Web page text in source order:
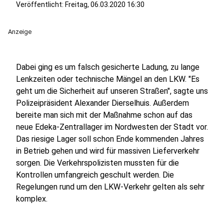
Veröffentlicht: Freitag, 06.03.2020 16:30
Anzeige
Dabei ging es um falsch gesicherte Ladung, zu lange
Lenkzeiten oder technische Mängel an den LKW. "Es
geht um die Sicherheit auf unseren Straßen", sagte uns
Polizeipräsident Alexander Dierselhuis. Außerdem
bereite man sich mit der Maßnahme schon auf das
neue Edeka-Zentrallager im Nordwesten der Stadt vor.
Das riesige Lager soll schon Ende kommenden Jahres
in Betrieb gehen und wird für massiven Lieferverkehr
sorgen. Die Verkehrspolizisten mussten für die
Kontrollen umfangreich geschult werden. Die
Regelungen rund um den LKW-Verkehr gelten als sehr
komplex.